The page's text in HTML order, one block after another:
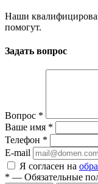
Наши
помогут.
Задать вопрос
Вопрос *
Ваше имя *
Телефон *
E-mail
Я согласен на
* — Обязательные